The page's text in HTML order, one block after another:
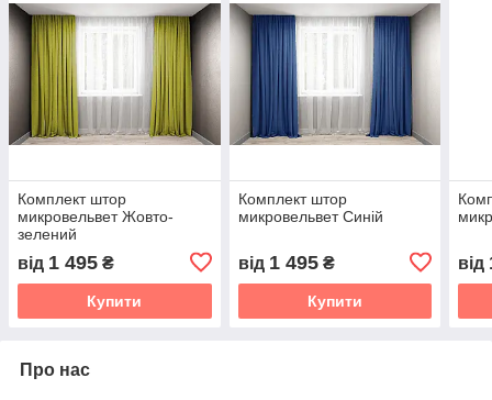
Комплект штор
микровельвет Жовто-
зелений
від 1 495 ₴
Купити
Комплект штор
микровельвет Синій
від 1 495₴
Купити
від
Про нас